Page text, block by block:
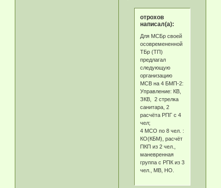
отрохов
написал(а):
Для МСБр своей
осовремененной
ТБр (ТП)
предлагал
следующую
организацию
МСВ на 4 БМП-2:
Управление: КВ,
ЗКВ, 2 стрелка
санитара, 2
расчёта РПГ с 4
чел;
4 МСО по 8 чел. :
КО(КБМ), расчёт
ПКП из 2 чел.,
маневренная
группа с РПК из 3
чел., МВ, НО.